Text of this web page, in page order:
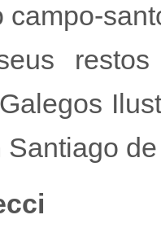
campo-
Santiago